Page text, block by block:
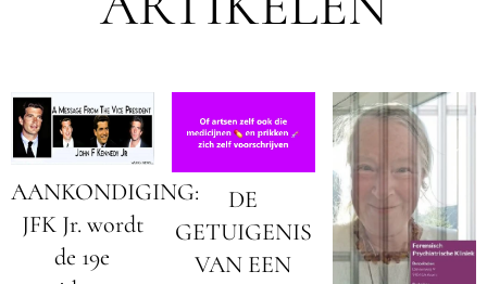
AANKONDIGING:
JFK Jr. wordt
de 19e
DE
GETUIGENIS
VAN EEN